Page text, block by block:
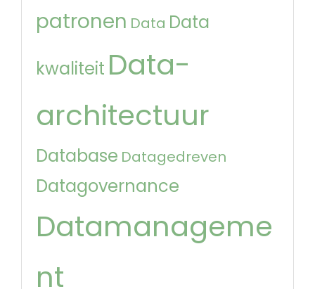
patronen Data Data
kwaliteit Data-
architectuur
Database Datagedreven
Datagovernance
Datamanageme
nt